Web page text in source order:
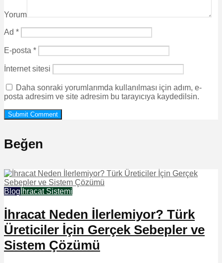
Yorum
Ad *
E-posta *
İnternet sitesi
Daha sonraki yorumlarımda kullanılması için adım, e-
posta adresim ve site adresim bu tarayıcıya kaydedilsin.
Beğen
Blog İhracat Sistemi
İhracat Neden İlerlemiyor? Türk
Üreticiler İçin Gerçek Sebepler ve
Sistem Çözümü